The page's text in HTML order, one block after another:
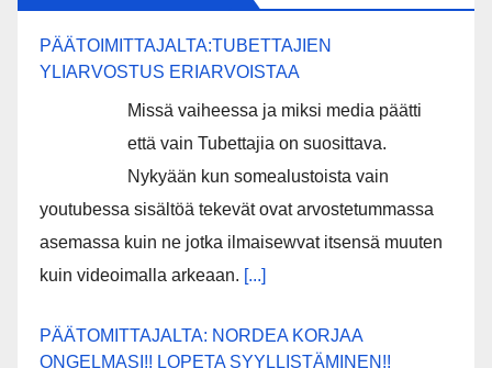
PÄÄTOIMITTAJALTA:TUBETTAJIEN
YLIARVOSTUS ERIARVOISTAA
Missä vaiheessa ja miksi media päätti
että vain Tubettajia on suosittava.
Nykyään kun somealustoista vain
youtubessa sisältöä tekevät ovat arvostetummassa
asemassa kuin ne jotka ilmaisewvat itsensä muuten
kuin videoimalla arkeaan. [...]
PÄÄTOMITTAJALTA: NORDEA KORJAA
ONGELMASI!! LOPETA SYYLLISTÄMINEN!!